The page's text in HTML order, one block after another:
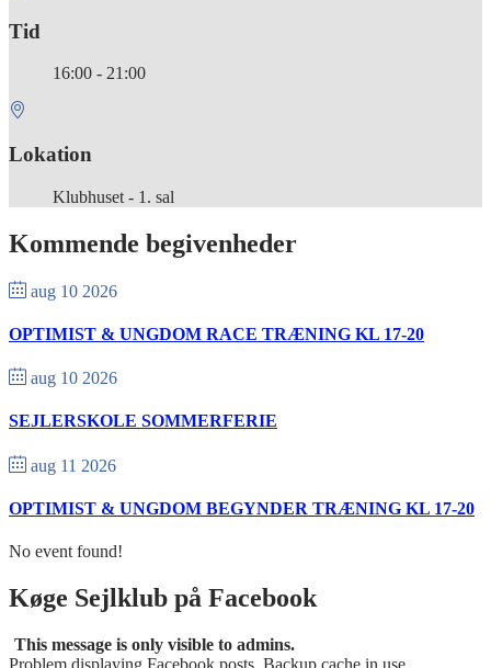
Tid
16:00 - 21:00
Lokation
Klubhuset - 1. sal
Kommende begivenheder
aug 10 2026
OPTIMIST & UNGDOM RACE TRÆNING KL 17-20
aug 10 2026
SEJLERSKOLE SOMMERFERIE
aug 11 2026
OPTIMIST & UNGDOM BEGYNDER TRÆNING KL 17-20
No event found!
Køge Sejlklub på Facebook
This message is only visible to admins.
Problem displaying Facebook posts. Backup cache in use.